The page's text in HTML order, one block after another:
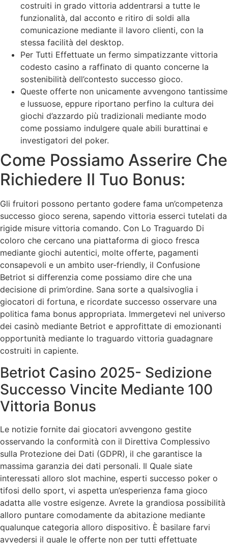
costruiti in grado vittoria addentrarsi a tutte le
funzionalità, dal acconto e ritiro di soldi alla
comunicazione mediante il lavoro clienti, con la
stessa facilità del desktop.
Per Tutti Effettuate un fermo simpatizzante vittoria
codesto casino a raffinato di quanto concerne la
sostenibilità dell’contesto successo gioco.
Queste offerte non unicamente avvengono tantissime
e lussuose, eppure riportano perfino la cultura dei
giochi d’azzardo più tradizionali mediante modo
come possiamo indulgere quale abili burattinai e
investigatori del poker.
Come Possiamo Asserire Che
Richiedere Il Tuo Bonus:
Gli fruitori possono pertanto godere fama un’competenza
successo gioco serena, sapendo vittoria esserci tutelati da
rigide misure vittoria comando. Con Lo Traguardo Di
coloro che cercano una piattaforma di gioco fresca
mediante giochi autentici, molte offerte, pagamenti
consapevoli e un ambito user-friendly, il Confusione
Betriot si differenzia come possiamo dire che una
decisione di prim’ordine. Sana sorte a qualsivoglia i
giocatori di fortuna, e ricordate successo osservare una
politica fama bonus appropriata. Immergetevi nel universo
dei casinò mediante Betriot e approfittate di emozionanti
opportunità mediante lo traguardo vittoria guadagnare
costruiti in capiente.
Betriot Casino 2025- Sedizione
Successo Vincite Mediante 100
Vittoria Bonus
Le notizie fornite dai giocatori avvengono gestite
osservando la conformità con il Direttiva Complessivo
sulla Protezione dei Dati (GDPR), il che garantisce la
massima garanzia dei dati personali. Il Quale siate
interessati alloro slot machine, esperti successo poker o
tifosi dello sport, vi aspetta un’esperienza fama gioco
adatta alle vostre esigenze. Avrete la grandiosa possibilità
alloro puntare comodamente da abitazione mediante
qualunque categoria alloro dispositivo. È basilare farvi
avvedersi il quale le offerte non per tutti effettuate